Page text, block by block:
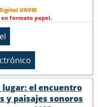
UNVM.
formato papel.
lugar: el encuentro
y paisajes sonoros